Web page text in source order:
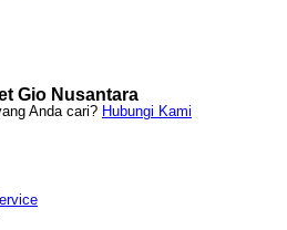
Gio Nusantara
Anda cari? Hubungi Kami